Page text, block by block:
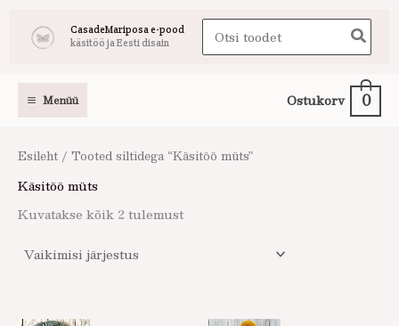
CasadeMariposa e-pood
käsitöö ja Eesti disain
Search
for:
Menüü Ostukorv 0
Esileht / Tooted siltidega “Käsitöö müts”
Käsitöö müts
Kuvatakse kõik 2 tulemust